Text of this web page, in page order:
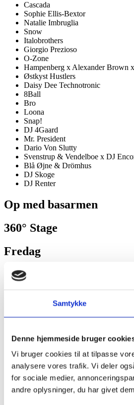
Samtykke
Denne hjemmeside bruger
Vi bruger cookies til at tilpasse
analysere vores trafik. Vi deler
for sociale medier,
andre oplysninger, du har givet
Cascada
Sophie Ellis-Bextor
Natalie Imbruglia
Snow
Italobrothers
Giorgio Prezioso
O-Zone
Hampenberg x Alexander Brown
Østkyst Hustlers
Daisy Dee Technotronic
8Ball
Bro
Loona
Snap!
DJ 4Gaard
Mr. President
Dario Von Slutty
Svenstrup & Vendelboe x DJ
Blå Øjne & Drömhus
DJ Skoge
DJ Renter
Op med basarmen
360° Stage
Fredag
Paul Van Dyk
ATB
Lørdag
Laidback Luke
Kato
Darude
Armand Van Helden
Sing-Along og bajere